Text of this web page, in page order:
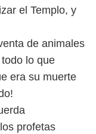
el Templo, y
de animales
lo que
era su muerte
profetas